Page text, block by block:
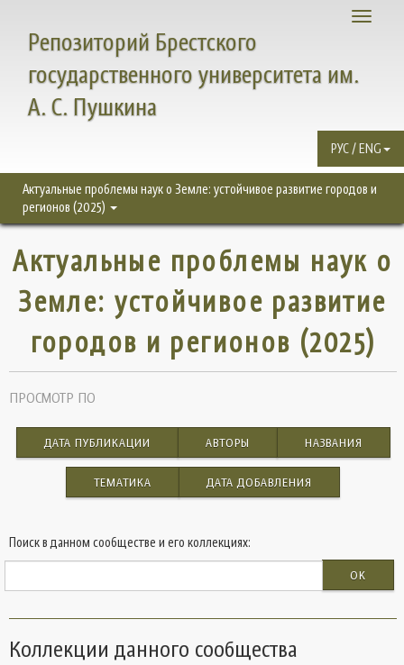
Toggle
Репозиторий Брестского
государственного университета им.
А. С. Пушкина
РУС / ENG
Актуальные проблемы наук о Земле: устойчивое развитие городов и
регионов (2025)
Актуальные проблемы наук о
Земле: устойчивое развитие
городов и регионов (2025)
ПРОСМОТР ПО
ДАТА ПУБЛИКАЦИИ АВТОРЫ НАЗВАНИЯ
ТЕМАТИКА ДАТА ДОБАВЛЕНИЯ
Поиск в данном сообществе и его коллекциях:
OK
Коллекции данного сообщества